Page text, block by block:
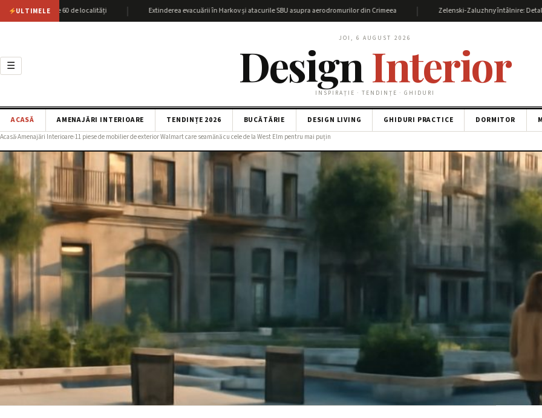
ULTIMELE
peste 60 de localități | Extinderea evacuării în Harkov și atacurile SBU asupra aerodromurilor din Crimeea | Zelenski-Zaluzhny întâlnire: Detalii și
☰
JOI, 6 AUGUST 2026
DesignInterior
INSPIRAȚIE · TENDINȚE · GHIDURI
ACASĂ AMENAJĂRI INTERIOARE TENDINȚE 2026 BUCĂTĂRIE DESIGN LIVING GHIDURI PRACTICE DORMITOR
Acasă›Amenajări Interioare›11 piese de mobilier de exterior Walmart care seamănă cu cele de la West Elm pentru mai puțin